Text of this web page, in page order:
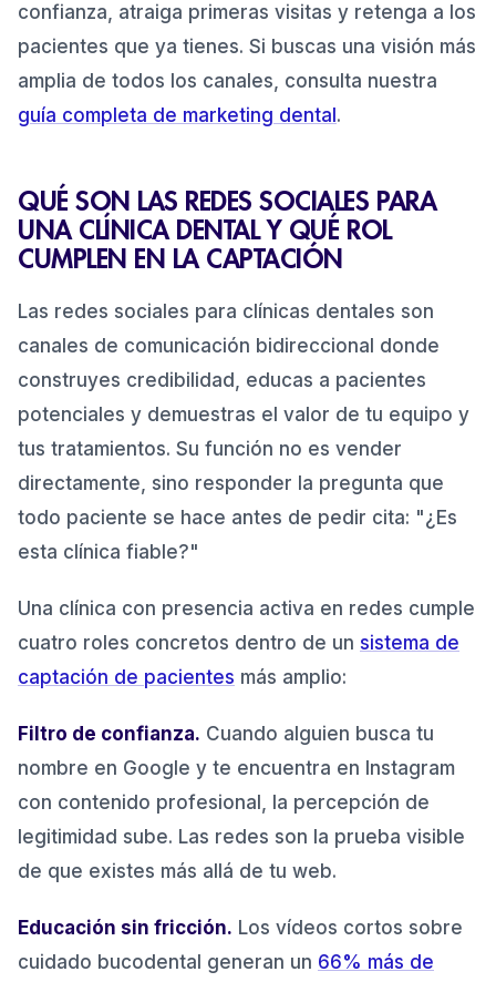
Métricas que SÍ importan
. Métricas que debes ignorar
5.3. La métrica conectora
6.1 1. Publicar solo cuando hay algo que comunicar
6.2 2. Usar fotos de banco de imágenes
menos de 24 horas
4. Publicar contenido clínico sin contexto
humano
6.5. 5. No adaptar el contenido a cada plataforma
6. No medir nada o medir solo seguidores
contenido orgánico funciona
Consentimiento específico para imágenes de
pacientes
Prohibición de garantías de resultado
7.3. Protección de datos en mensajes directos
8. Conclusión: las redes sociales son un activo, no
una obligación
confianza, atraiga primeras visitas y retenga a los
pacientes que ya tienes. Si buscas una visión más
amplia de todos los canales, consulta nuestra
guía completa de marketing dental .
QUÉ SON LAS REDES SOCIALES PARA
UNA CLÍNICA DENTAL Y QUÉ ROL
CUMPLEN EN LA CAPTACIÓN
Las redes sociales para clínicas dentales son
canales de comunicación bidireccional donde
construyes credibilidad, educas a pacientes
potenciales y demuestras el valor de tu equipo y
tus tratamientos. Su función no es vender
directamente, sino responder la pregunta que
todo paciente se hace antes de pedir cita: "¿Es
esta clínica fiable?"
Una clínica con presencia activa en redes cumple
cuatro roles concretos dentro de un sistema de
captación de pacientes más amplio:
Filtro de confianza. Cuando alguien busca tu
nombre en Google y te encuentra en Instagram
con contenido profesional, la percepción de
legitimidad sube. Las redes son la prueba visible
de que existes más allá de tu web.
Educación sin fricción. Los vídeos cortos sobre
cuidado bucodental generan un 66% más de